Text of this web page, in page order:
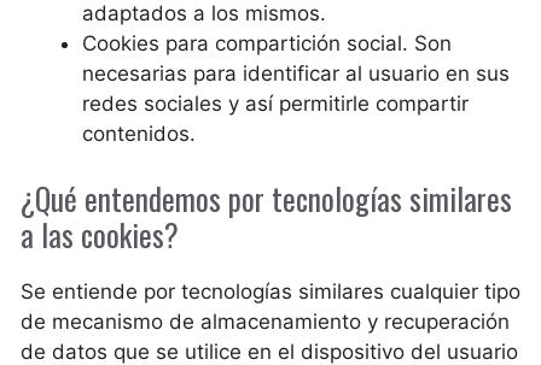
adaptados a los mismos.
Cookies para compartición social. Son
necesarias para identificar al usuario en sus
redes sociales y así permitirle compartir
contenidos.
¿Qué entendemos por tecnologías similares
a las cookies?
Se entiende por tecnologías similares cualquier tipo
de mecanismo de almacenamiento y recuperación
de datos que se utilice en el dispositivo del usuario